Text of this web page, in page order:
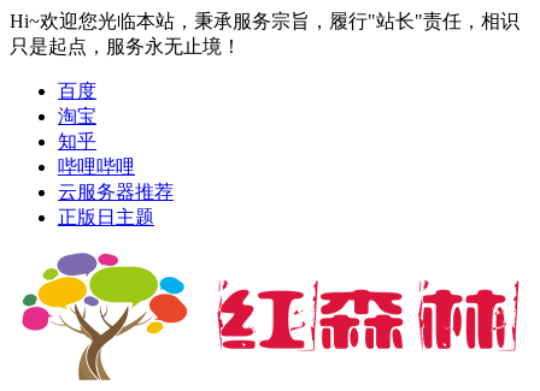
Hi~欢迎您光临本站，秉承服务宗旨，履行"站长"责任，相识
只是起点，服务永无止境！
百度
淘宝
知乎
哔哩哔哩
云服务器推荐
正版日主题